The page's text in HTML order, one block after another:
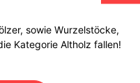
sowie Wurzelstöcke,
Kategorie Altholz fallen!